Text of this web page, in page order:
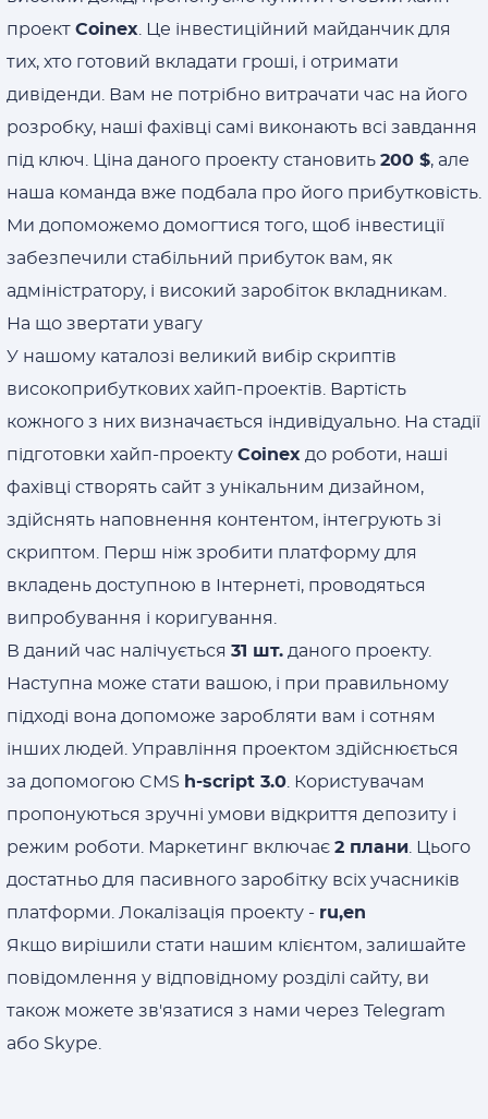
проект Coinex . Це інвестиційний майданчик для
тих, хто готовий вкладати гроші, і отримати
дивіденди. Вам не потрібно витрачати час на його
розробку, наші фахівці самі виконають всі завдання
під ключ. Ціна даного проекту становить 200 $, але
наша команда вже подбала про його прибутковість.
Ми допоможемо домогтися того, щоб інвестиції
забезпечили стабільний прибуток вам, як
адміністратору, і високий заробіток вкладникам.
На що звертати увагу
У нашому каталозі великий вибір скриптів
високоприбуткових хайп-проектів. Вартість
кожного з них визначається індивідуально. На стадії
підготовки хайп-проекту Coinex до роботи, наші
фахівці створять сайт з унікальним дизайном,
здійснять наповнення контентом, інтегрують зі
скриптом. Перш ніж зробити платформу для
вкладень доступною в Інтернеті, проводяться
випробування і коригування.
В даний час налічується 31 шт. даного проекту.
Наступна може стати вашою, і при правильному
підході вона допоможе заробляти вам і сотням
інших людей. Управління проектом здійснюється
за допомогою CMS h-script 3.0 . Користувачам
пропонуються зручні умови відкриття депозиту і
режим роботи. Маркетинг включає 2 плани . Цього
достатньо для пасивного заробітку всіх учасників
платформи. Локалізація проекту - ru,en
Якщо вирішили стати нашим клієнтом, залишайте
повідомлення у відповідному розділі сайту, ви
також можете зв'язатися з нами через Telegram
або Skype.